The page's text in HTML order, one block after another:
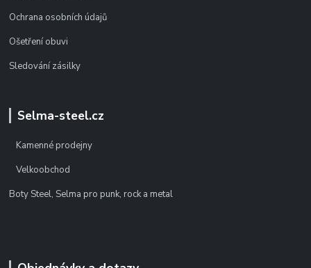
Ochrana osobních údajů
Ošetření obuvi
Sledování zásilky
Selma-steel.cz
Kamenné prodejny
Velkoobchod
Boty Steel, Selma pro punk, rock a metal